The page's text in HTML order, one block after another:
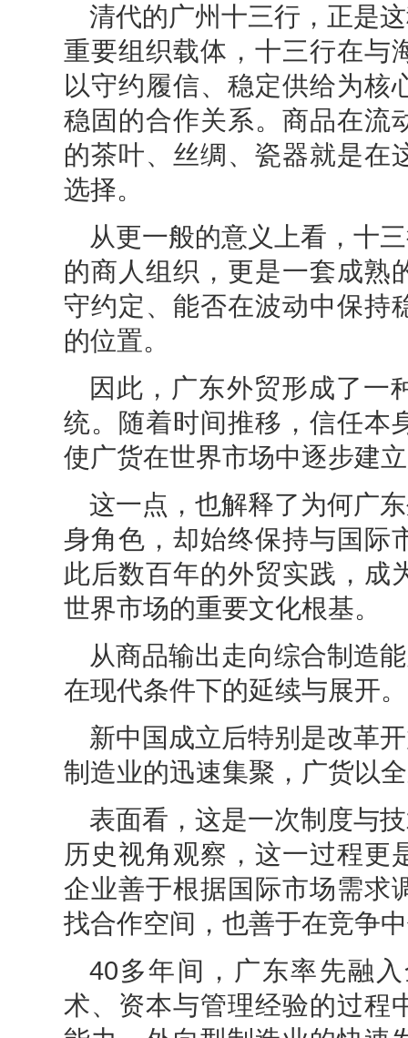
清代的广州十三行，正是
重要组织载体，十三行在与
以守约履信、稳定供给为核
稳固的合作关系。商品在流
的茶叶、丝绸、瓷器就是在
选择。
从更一般的意义上看，十
的商人组织，更是一套成熟
守约定、能否在波动中保持
的位置。
因此，广东外贸形成了一
统。随着时间推移，信任本
使广货在世界市场中逐步建
这一点，也解释了为何广
身角色，却始终保持与国际
此后数百年的外贸实践，成
世界市场的重要文化根基。
从商品输出走向综合制造
在现代条件下的延续与展开。
新中国成立后特别是改革
制造业的迅速集聚，广货以
表面看，这是一次制度与
历史视角观察，这一过程更
企业善于根据国际市场需求
找合作空间，也善于在竞争
40多年间，广东率先融
术、资本与管理经验的过程